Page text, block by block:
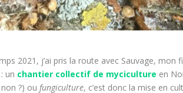
2021, j’ai pris la route avec Sauvage,
un chantier collectif de myciculture en
non ?) oufungiculture, c’est donc la mise en